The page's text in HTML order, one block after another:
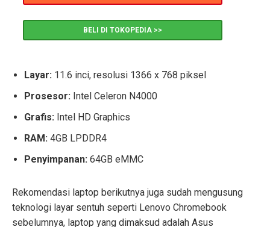
BELI DI TOKOPEDIA >>
Layar: 11.6 inci, resolusi 1366 x 768 piksel
Prosesor: Intel Celeron N4000
Grafis: Intel HD Graphics
RAM: 4GB LPDDR4
Penyimpanan: 64GB eMMC
Rekomendasi laptop berikutnya juga sudah mengusung
teknologi layar sentuh seperti Lenovo Chromebook
sebelumnya, laptop yang dimaksud adalah Asus